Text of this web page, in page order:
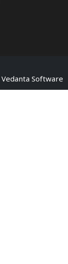
Vedanta Software